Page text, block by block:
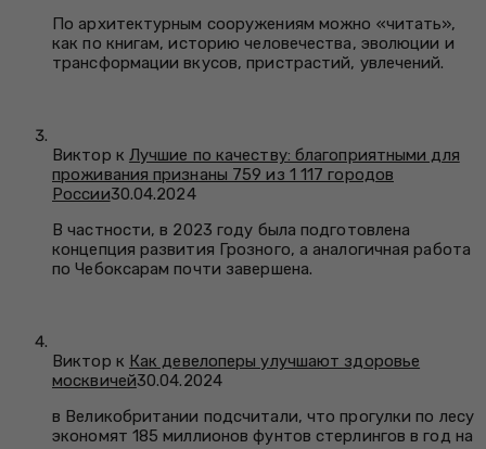
По архитектурным сооружениям можно «читать»,
как по книгам, историю человечества, эволюции и
трансформации вкусов, пристрастий, увлечений.
Виктор к Лучшие по качеству: благоприятными для
проживания признаны 759 из 1 117 городов
России30.04.2024
В частности, в 2023 году была подготовлена
концепция развития Грозного, а аналогичная работа
по Чебоксарам почти завершена.
Виктор к Как девелоперы улучшают здоровье
москвичей30.04.2024
в Великобритании подсчитали, что прогулки по лесу
экономят 185 миллионов фунтов стерлингов в год на